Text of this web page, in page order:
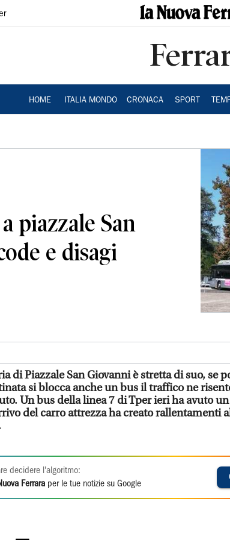
HOME ITALIA MONDO CRONACA SPORT
piazzale San
e disagi
di Piazzale San Giovanni è stretta di suo, se
si blocca anche un bus il traffico ne
Un bus della linea 7 di Tper ieri ha avuto un
del carro attrezza ha creato rallentamenti
decidere l'algoritmo:
Ferrara per le tue notizie su Google